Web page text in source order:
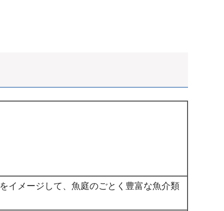
イメージして、魚庭のごとく豊富な魚介類